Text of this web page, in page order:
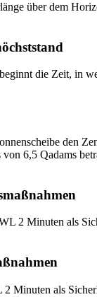
über dem
die Zeit, in
den
6,5 Qadams
2 Minuten als
Minuten als